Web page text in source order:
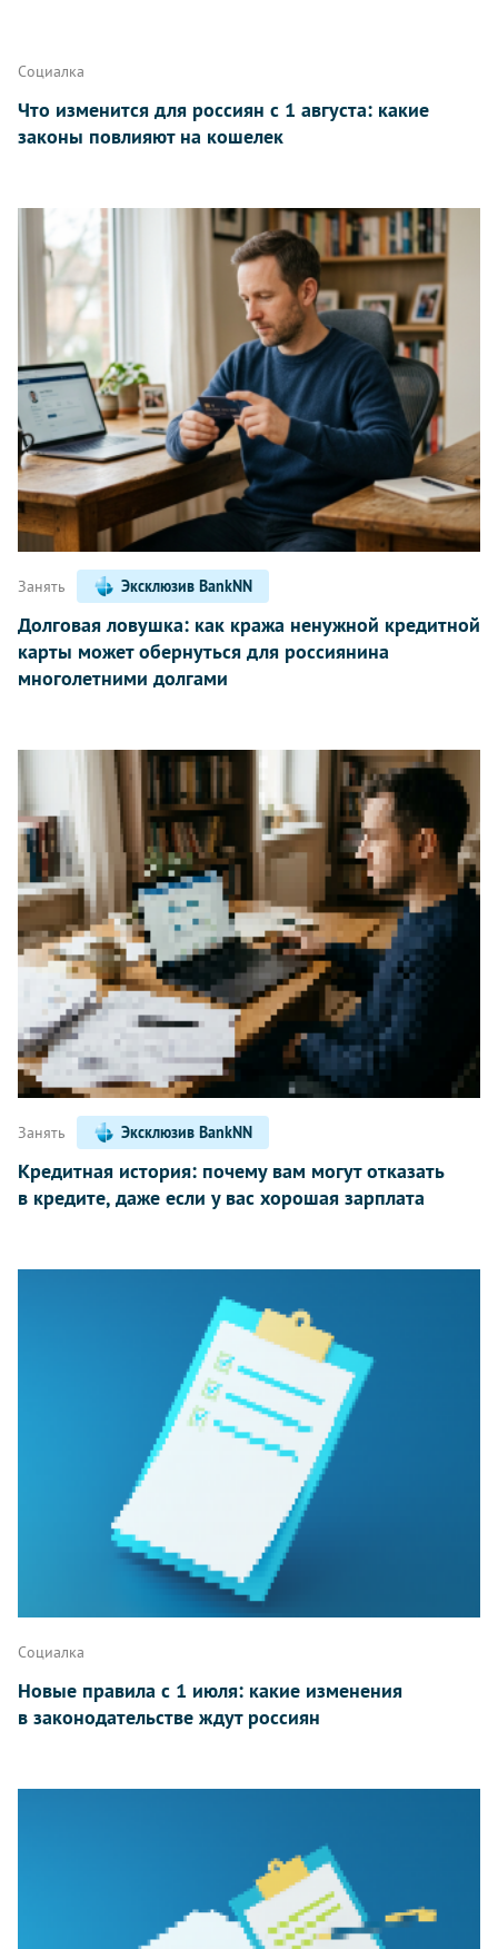
Социалка
Что изменится для россиян с 1 августа: какие
законы повлияют на кошелек
Занять Эксклюзив BankNN
Долговая ловушка: как кража ненужной кредитной
карты может обернуться для россиянина
многолетними долгами
Занять Эксклюзив BankNN
Кредитная история: почему вам могут отказать
в кредите, даже если у вас хорошая зарплата
Социалка
Новые правила с 1 июля: какие изменения
в законодательстве ждут россиян